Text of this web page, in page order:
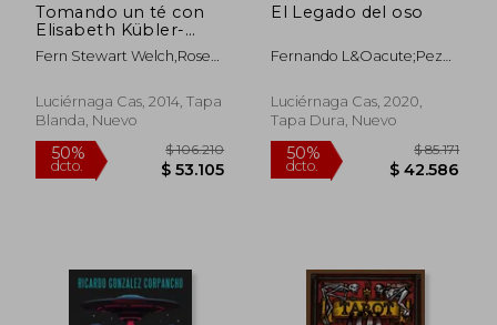
Tomando un té con
Elisabeth Kübler-
Ross
Fern Stewart Welch,rose
Luciérnaga Cas, 2014, Tapa
Blanda, Nuevo
El Legado del oso
Fernando L&Oacute;Pez
Luciérnaga Cas, 2020,
Tapa Dura, Nuevo